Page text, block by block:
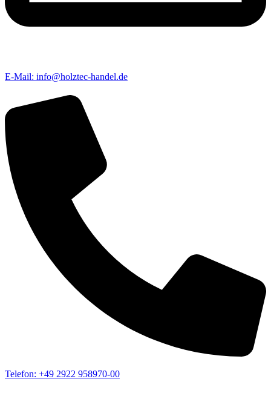
E-Mail: info@holztec-handel.de
Telefon: +49 2922 958970-00